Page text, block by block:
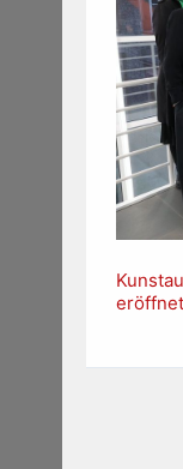
eröffnet